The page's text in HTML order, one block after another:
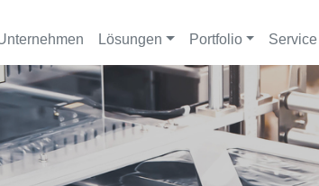
Lösungen Portfolio Service